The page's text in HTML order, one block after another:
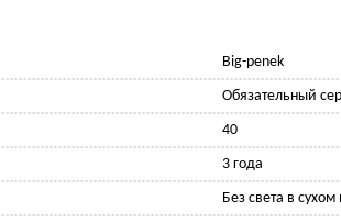
Big-penek
Обязательный
40
3 года
Без света в